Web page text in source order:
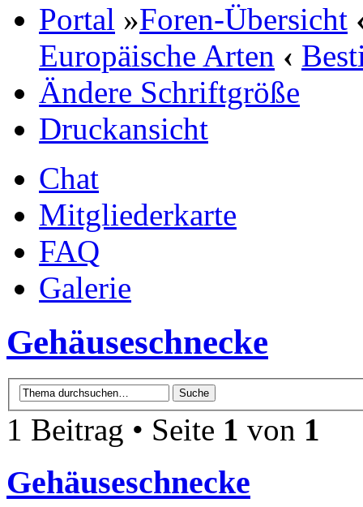
Portal »Foren-Übersicht
Europäische Arten ‹
Ändere Schriftgröße
Druckansicht
Chat
Mitgliederkarte
FAQ
Galerie
Gehäuseschnecke
1 Beitrag • Seite 1 von 1
Gehäuseschnecke